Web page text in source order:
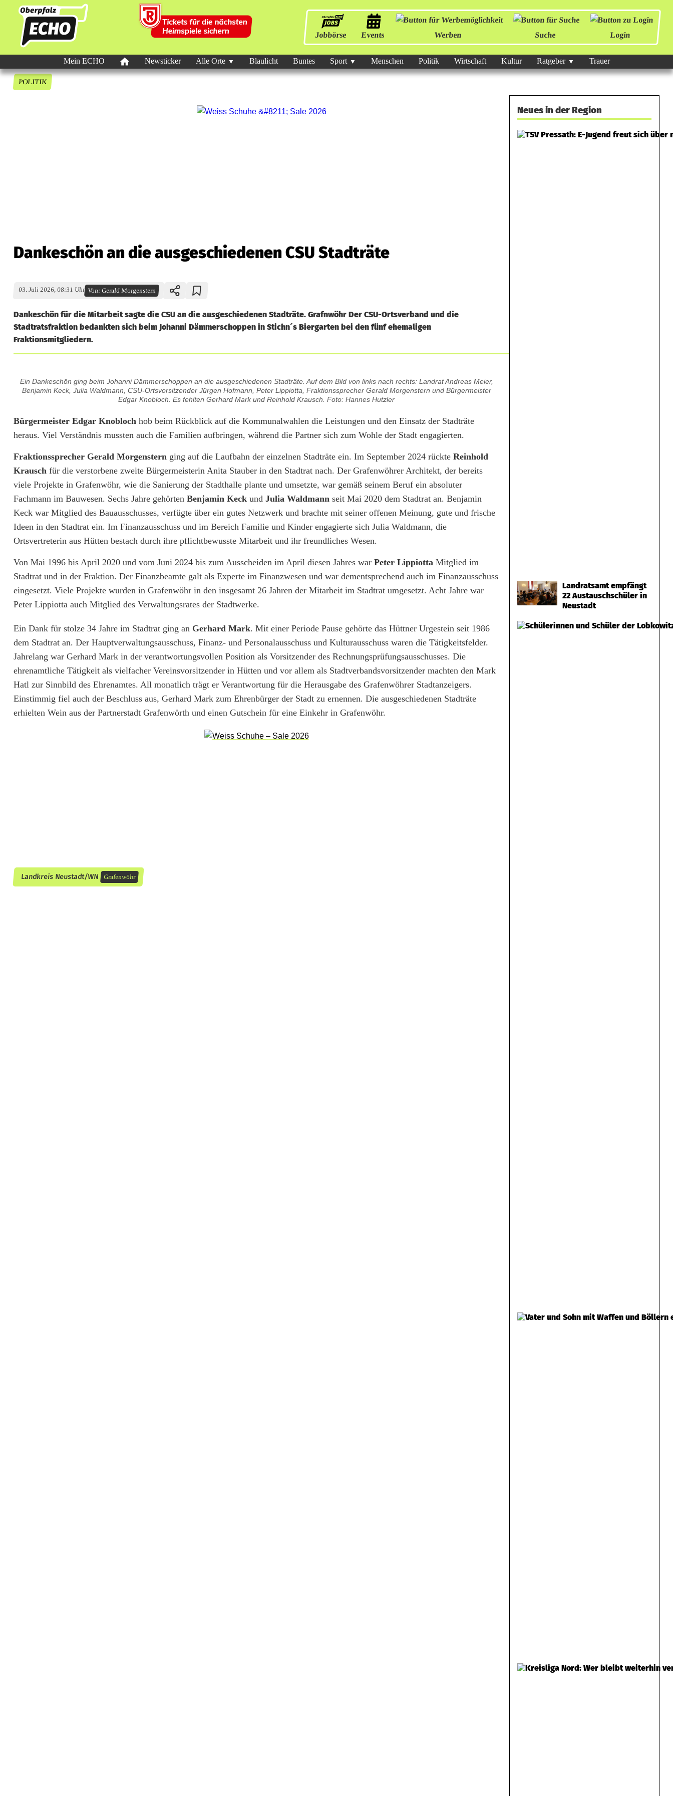
Jobbörse Events Werben Suche Login
Mein ECHO Newsticker Alle Orte Blaulicht Buntes Sport Menschen Politik Wirtschaft Kultur Ratgeber Trauer
POLITIK
Dankeschön an die ausgeschiedenen CSU Stadträte
03. Juli 2026, 08:31 Uhr Von: Gerald Morgenstern
Dankeschön für die Mitarbeit sagte die CSU an die ausgeschiedenen Stadträte. Grafnwöhr Der CSU-Ortsverband und die
Stadtratsfraktion bedankten sich beim Johanni Dämmerschoppen in Stichn´s Biergarten bei den fünf ehemaligen
Fraktionsmitgliedern.
k
s
c
h
ö
n
a
n
d
e
a
u
s
g
e
n
Ein Dankeschön ging beim Johanni Dämmerschoppen an die ausgeschiedenen Stadträte. Auf dem Bild von links nach rechts: Landrat Andreas Meier,
Benjamin Keck, Julia Waldmann, CSU-Ortsvorsitzender Jürgen Hofmann, Peter Lippiotta, Fraktionssprecher Gerald Morgenstern und Bürgermeister
Edgar Knobloch. Es fehlten Gerhard Mark und Reinhold Krausch. Foto: Hannes Hutzler
Bürgermeister Edgar Knobloch hob beim Rückblick auf die Kommunalwahlen die Leistungen und den Einsatz der Stadträte
heraus. Viel Verständnis mussten auch die Familien aufbringen, während die Partner sich zum Wohle der Stadt engagierten.
Fraktionssprecher Gerald Morgenstern ging auf die Laufbahn der einzelnen Stadträte ein. Im September 2024 rückte Reinhold
Krausch für die verstorbene zweite Bürgermeisterin Anita Stauber in den Stadtrat nach. Der Grafenwöhrer Architekt, der bereits
viele Projekte in Grafenwöhr, wie die Sanierung der Stadthalle plante und umsetzte, war gemäß seinem Beruf ein absoluter
Fachmann im Bauwesen. Sechs Jahre gehörten Benjamin Keck und Julia Waldmann seit Mai 2020 dem Stadtrat an. Benjamin
Keck war Mitglied des Bauausschusses, verfügte über ein gutes Netzwerk und brachte mit seiner offenen Meinung, gute und frische
Ideen in den Stadtrat ein. Im Finanzausschuss und im Bereich Familie und Kinder engagierte sich Julia Waldmann, die
Ortsvertreterin aus Hütten bestach durch ihre pflichtbewusste Mitarbeit und ihr freundliches Wesen.
Von Mai 1996 bis April 2020 und vom Juni 2024 bis zum Ausscheiden im April diesen Jahres war Peter Lippiotta Mitglied im
Stadtrat und in der Fraktion. Der Finanzbeamte galt als Experte im Finanzwesen und war dementsprechend auch im Finanzausschuss
eingesetzt. Viele Projekte wurden in Grafenwöhr in den insgesamt 26 Jahren der Mitarbeit im Stadtrat umgesetzt. Acht Jahre war
Peter Lippiotta auch Mitglied des Verwaltungsrates der Stadtwerke.
Ein Dank für stolze 34 Jahre im Stadtrat ging an Gerhard Mark. Mit einer Periode Pause gehörte das Hüttner Urgestein seit 1986
dem Stadtrat an. Der Hauptverwaltungsausschuss, Finanz- und Personalausschuss und Kulturausschuss waren die Tätigkeitsfelder.
Jahrelang war Gerhard Mark in der verantwortungsvollen Position als Vorsitzender des Rechnungsprüfungsausschusses. Die
ehrenamtliche Tätigkeit als vielfacher Vereinsvorsitzender in Hütten und vor allem als Stadtverbandsvorsitzender machten den Mark
Hatl zur Sinnbild des Ehrenamtes. All monatlich trägt er Verantwortung für die Herausgabe des Grafenwöhrer Stadtanzeigers.
Einstimmig fiel auch der Beschluss aus, Gerhard Mark zum Ehrenbürger der Stadt zu ernennen. Die ausgeschiedenen Stadträte
erhielten Wein aus der Partnerstadt Grafenwörth und einen Gutschein für eine Einkehr in Grafenwöhr.
Landkreis Neustadt/WN Grafenwöhr
Neues in der Region
Landratsamt empfängt
22 Austauschschüler in
Neustadt